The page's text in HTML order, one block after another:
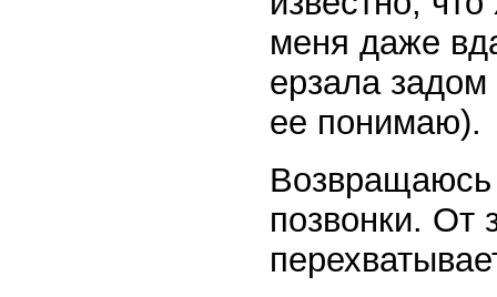
меня даже
ерзала
ее понимаю).
Возвращаюсь
позвонки. От